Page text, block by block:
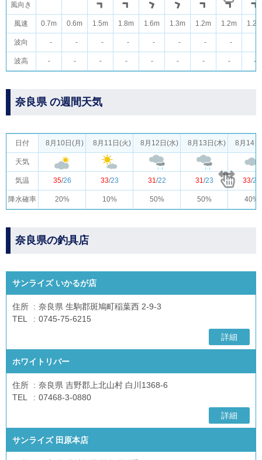
風向き
風速
波向
波高
0.7m 0.6m 1.5m 1.8m 1.6m 1.3m 1.2m 1.2m 1.2m
- - - - - - - -
- - - - - - - - -
奈良県 の週間天気
日付
天気
気温
降水確率
8月10日(月) 8月11日(火) 8月12日(水) 8月13日(木) 8月14
35/26 33/23 31/22 31/23 33/24
20% 10% 50% 50% 40%
奈良県の釣具店
サンライズ いかるが店
住所
奈良県 生駒郡斑鳩町稲葉西 2-9-3
TEL
0745-75-6215
詳細
ホワイトリバー
住所
奈良県 吉野郡上北山村 白川1368-6
TEL
07468-3-0880
詳細
サンライズ 田原本店